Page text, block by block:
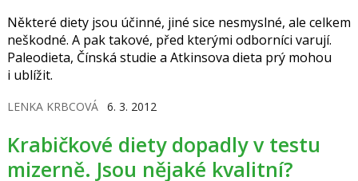
Některé diety jsou účinné, jiné sice nesmyslné, ale celkem
neškodné. A pak takové, před kterými odborníci varují.
Paleodieta, Čínská studie a Atkinsova dieta prý mohou
i ublížit.
LENKA KRBCOVÁ 6. 3. 2012
Krabičkové diety dopadly v testu
mizerně. Jsou nějaké kvalitní?